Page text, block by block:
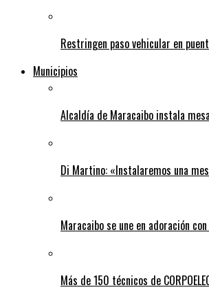
Restringen paso vehicular en
Municipios
Alcaldía de Maracaibo instala
Di Martino: «Instalaremos una
Maracaibo se une en adoración
Más de 150 técnicos de